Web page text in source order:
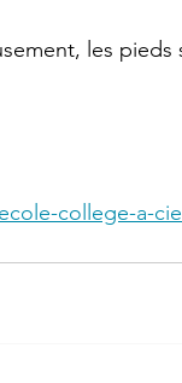
les pieds
college-a-